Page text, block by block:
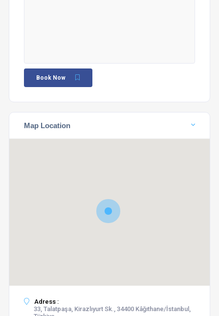
Book Now
Map Location
Adress :
33, Talatpaşa, Kirazlıyurt Sk., 34400 Kâğıthane/İstanbul,